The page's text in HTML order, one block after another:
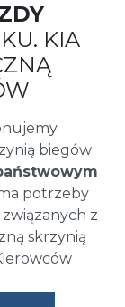
KIA
biegów
potrzeby
z
skrzynią